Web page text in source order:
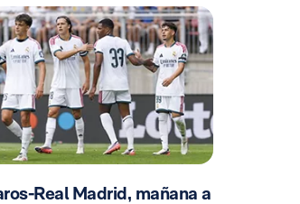
Real Madrid, mañana a